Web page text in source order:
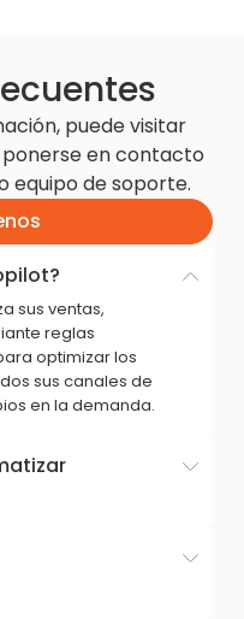
puede visitar
en contacto
equipo de soporte.
sus ventas,
reglas
optimizar los
sus canales de
en la demanda.